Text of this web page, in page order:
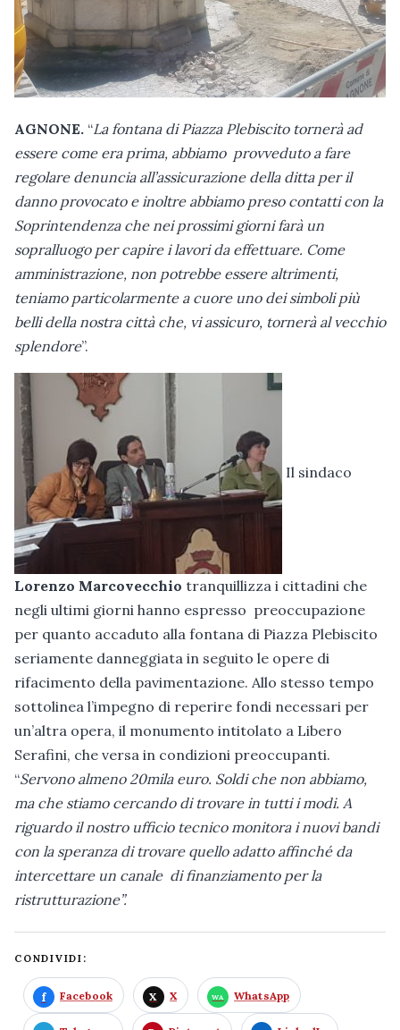
AGNONE. “La fontana di Piazza Plebiscito tornerà ad
essere come era prima, abbiamo provveduto a fare
regolare denuncia all’assicurazione della ditta per il
danno provocato e inoltre abbiamo preso contatti con la
Soprintendenza che nei prossimi giorni farà un
sopralluogo per capire i lavori da effettuare. Come
amministrazione, non potrebbe essere altrimenti,
teniamo particolarmente a cuore uno dei simboli più
belli della nostra città che, vi assicuro, tornerà al vecchio
splendore”.
Il sindaco
Lorenzo Marcovecchio tranquillizza i cittadini che
negli ultimi giorni hanno espresso preoccupazione
per quanto accaduto alla fontana di Piazza Plebiscito
seriamente danneggiata in seguito le opere di
rifacimento della pavimentazione. Allo stesso tempo
sottolinea l’impegno di reperire fondi necessari per
un’altra opera, il monumento intitolato a Libero
Serafini, che versa in condizioni preoccupanti.
“Servono almeno 20mila euro. Soldi che non abbiamo,
ma che stiamo cercando di trovare in tutti i modi. A
riguardo il nostro ufficio tecnico monitora i nuovi bandi
con la speranza di trovare quello adatto affinché da
intercettare un canale di finanziamento per la
ristrutturazione”.
CONDIVIDI:
Facebook X WhatsApp